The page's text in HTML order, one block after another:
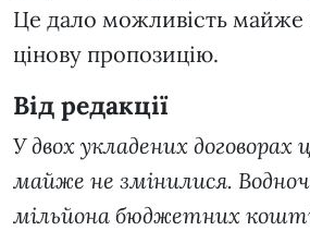
Це дало можливість майже
цінову пропозицію.
Від редакції
У двох укладених договорах
майже не змінилися.
мільйона бюджетних